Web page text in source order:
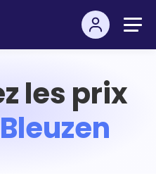
les prix
Bleuzen